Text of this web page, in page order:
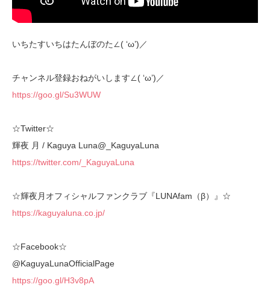
いちたすいちはたんぼのた∠( ‘ω’)／
チャンネル登録おねがいします∠( ‘ω’)／
https://goo.gl/Su3WUW
☆Twitter☆
輝夜 月 / Kaguya Luna@_KaguyaLuna
https://twitter.com/_KaguyaLuna
☆輝夜月オフィシャルファンクラブ『LUNAfam（β）』☆
https://kaguyaluna.co.jp/
☆Facebook☆
@KaguyaLunaOfficialPage
https://goo.gl/H3v8pA